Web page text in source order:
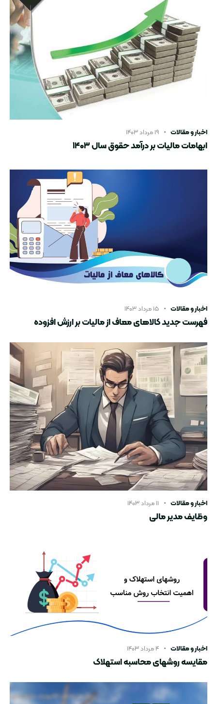
اخبار و مقالات ۱۹ مرداد ۱۴۰۳
ابهامات مالیات بر درآمد حقوق سال ۱۴۰۳
اخبار و مقالات ۱۵ مرداد ۱۴۰۳
فهرست جدید کالاهای معاف از مالیات بر ارزش افزوده
اخبار و مقالات ۱۱ مرداد ۱۴۰۳
وظایف مدیر مالی
اخبار و مقالات ۴ مرداد ۱۴۰۳
مقایسه روشهای محاسبه استهلاک